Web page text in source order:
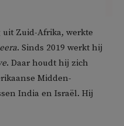
uit Zuid-Afrika, werkte
. Sinds 2019 werkt hij
. Daar houdt hij zich
Midden-
India en Israël. Hij